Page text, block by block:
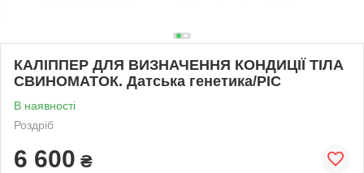
КАЛІППЕР ДЛЯ ВИЗНАЧЕННЯ КОНДИЦІЇ ТІЛА
СВИНОМАТОК. Датська генетика/PIC
В наявності
Роздріб
6 600 ₴